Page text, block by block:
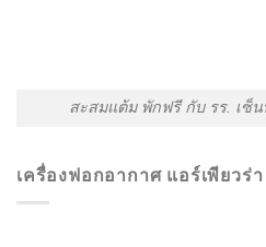
สะสมแต้ม พักฟรี กับ รร. เซ็
เครื่องฟอกอากาศ แอร์เพียวร่า